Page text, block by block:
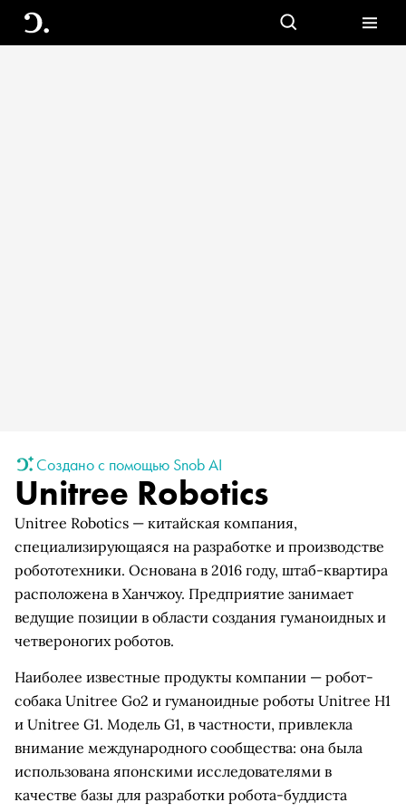
Создано с помощью Snob AI
Unitree Robotics
Unitree Robotics — китайская компания,
специализирующаяся на разработке и производстве
робототехники. Основана в 2016 году, штаб-квартира
расположена в Ханчжоу. Предприятие занимает
ведущие позиции в области создания гуманоидных и
четвероногих роботов.
Наиболее известные продукты компании — робот-
собака Unitree Go2 и гуманоидные роботы Unitree H1
и Unitree G1. Модель G1, в частности, привлекла
внимание международного сообщества: она была
использована японскими исследователями в
качестве базы для разработки робота-буддиста